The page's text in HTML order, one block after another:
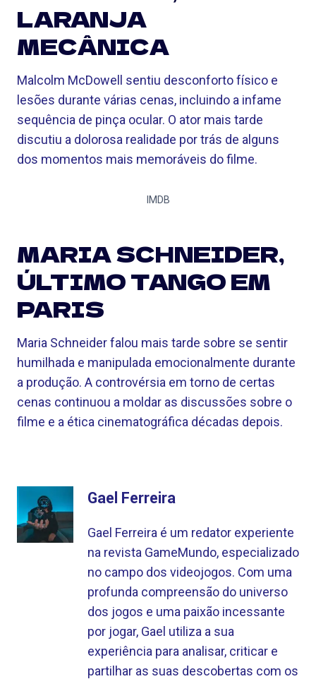
LARANJA
MECÂNICA
Malcolm McDowell sentiu desconforto físico e
lesões durante várias cenas, incluindo a infame
sequência de pinça ocular. O ator mais tarde
discutiu a dolorosa realidade por trás de alguns
dos momentos mais memoráveis ​​do filme.
IMDB
MARIA SCHNEIDER,
ÚLTIMO TANGO EM
PARIS
Maria Schneider falou mais tarde sobre se sentir
humilhada e manipulada emocionalmente durante
a produção. A controvérsia em torno de certas
cenas continuou a moldar as discussões sobre o
filme e a ética cinematográfica décadas depois.
Gael Ferreira
Gael Ferreira é um redator experiente
na revista GameMundo, especializado
no campo dos videojogos. Com uma
profunda compreensão do universo
dos jogos e uma paixão incessante
por jogar, Gael utiliza a sua
experiência para analisar, criticar e
partilhar as suas descobertas com os